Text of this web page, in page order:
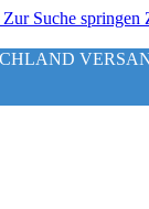
Zur Suche springen